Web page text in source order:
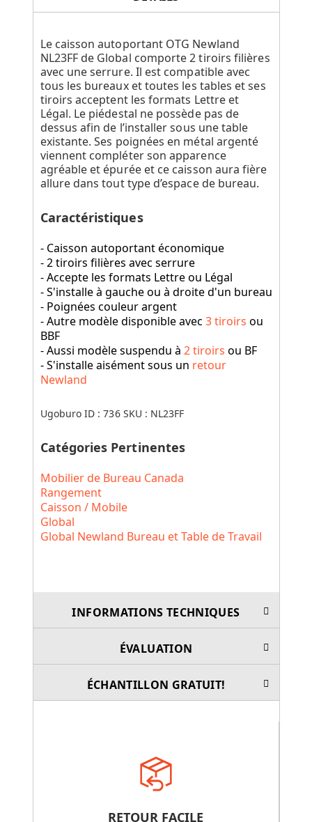
Le caisson autoportant OTG Newland
NL23FF de Global comporte 2 tiroirs filières
avec une serrure. Il est compatible avec
tous les bureaux et toutes les tables et ses
tiroirs acceptent les formats Lettre et
Légal. Le piédestal ne possède pas de
dessus afin de l’installer sous une table
existante. Ses poignées en métal argenté
viennent compléter son apparence
agréable et épurée et ce caisson aura fière
allure dans tout type d’espace de bureau.
Caractéristiques
- Caisson autoportant économique
- 2 tiroirs filières avec serrure
- Accepte les formats Lettre ou Légal
- S'installe à gauche ou à droite d'un bureau
- Poignées couleur argent
- Autre modèle disponible avec 3 tiroirs ou
BBF
- Aussi modèle suspendu à 2 tiroirs ou BF
- S'installe aisément sous un retour
Newland
Ugoburo ID :736 SKU : NL23FF
Catégories Pertinentes
Mobilier de Bureau Canada
Rangement
Caisson / Mobile
Global
Global Newland Bureau et Table de Travail
INFORMATIONS TECHNIQUES
ÉVALUATION
ÉCHANTILLON GRATUIT!
RETOUR FACILE